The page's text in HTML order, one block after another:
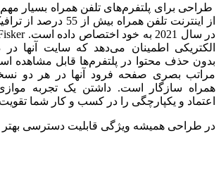
طراحی برای پلتفرم‌های تلفن همراه بسیار
از اینترنت تلفن همراه بیش
الکتریکی اطمینان می‌دهد که سایت آنها
بدون حذف محتوا در پلتفرم‌ها قابل مشاهده
مراتب بصری صفحه فرود آنها در هر دو
همراه سازگار است. داشتن یک تجربه موازی
اعتماد و یکپارچگی را در کسب و کار شما
در طراحی همیشه ویژگی قابلیت دسترسی بهتر